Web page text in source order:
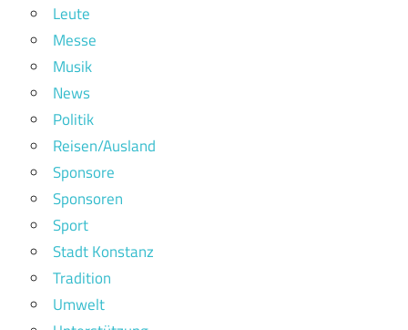
Leute
Messe
Musik
News
Politik
Reisen/Ausland
Sponsore
Sponsoren
Sport
Stadt Konstanz
Tradition
Umwelt